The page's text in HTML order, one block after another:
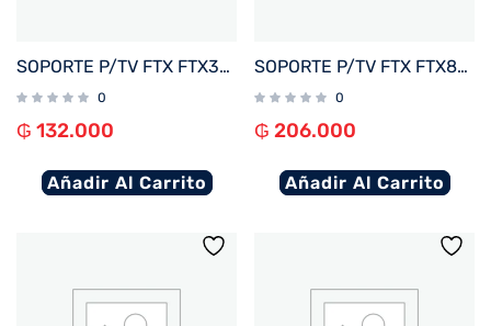
SOPORTE P/TV FTX FTX38-69T 43″ A 100″ 75KG/INC5°/FIJO NEGRO
0
₲ 132.000
Añadir Al Carrito
SOPORTE P/TV FTX FTX80-466A 37″ A 86″ 60KG ART/INC5°/GIRO60°/NEGRO
0
₲ 206.000
Añadir Al Carrito